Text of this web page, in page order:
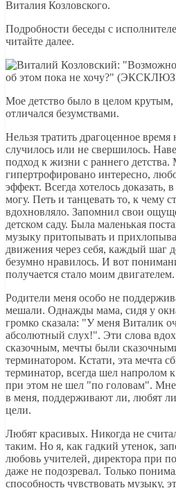
Виталия Козловского.
Подробности беседы с
читайте далее.
Мое детство было в целом крутым,
отличался безумствами.
Нельзя тратить драгоценное
случилось или не свершилось.
подход к жизни с раннего
гипертрофировано интересно,
эффект. Всегда хотелось доказать,
могу. Петь и танцевать то, к чему
вдохновляло. Запомнил свои
детском саду. Была маленькая
музыку притопывать и
движения через себя, каждый шаг
безумно нравилось. И вот
получается стало моим двигателем.
Родители меня особо не
мешали. Однажды мама, сидя у
громко сказала: "У меня Виталик
абсолютный слух!". Эти слова
сказочным, мечты были
терминатором. Кстати, эта мечта
терминатор, всегда шел напролом
при этом не шел "по головам". Мне
в меня, поддерживают ли, любят
цели.
Любят красивых. Никогда не
таким. Но я, как гадкий утенок,
любовь учителей, директора при
даже не подозревал. Только
способность чувствовать музыку,